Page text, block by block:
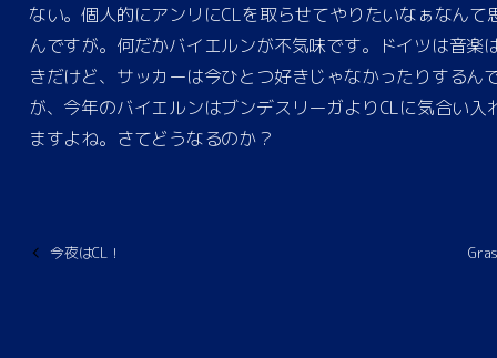
ない。個人的にアンリにCLを取らせてやりたいなぁなんて
んですが。何だかバイエルンが不気味です。ドイツは音楽
きだけど、サッカーは今ひとつ好きじゃなかったりするん
が、今年のバイエルンはブンデスリーガよりCLに気合い入
ますよね。さてどうなるのか？
今夜はCL！